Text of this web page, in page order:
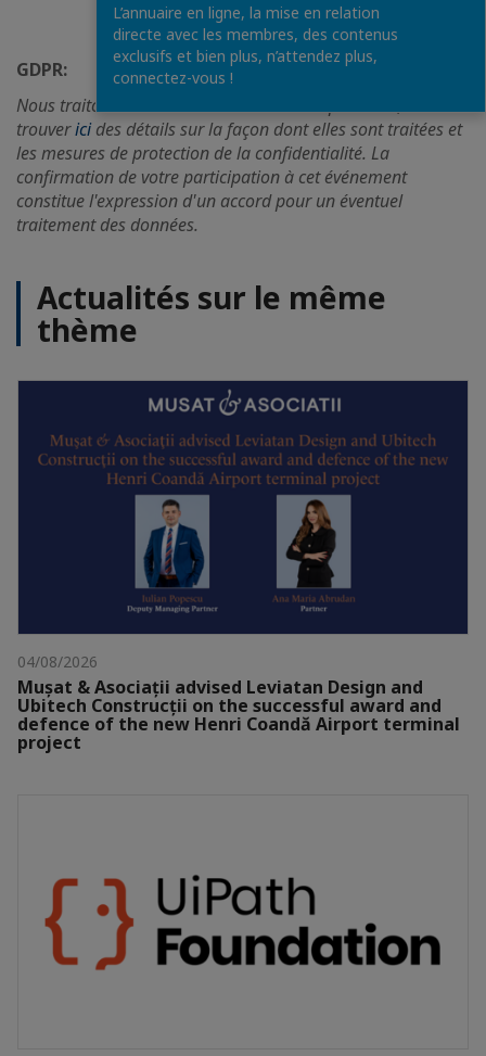
GDPR:
Nous traitons les données de manière responsable, veuillez
trouvericides détails sur la façon dont elles sont traitées et
les mesures de protection de la confidentialité. La
confirmation de votre participation à cet événement
constitue l'expression d'un accord pour un éventuel
traitement des données.
Actualités sur le même
thème
04/08/2026
Mușat & Asociații advised Leviatan Design and
Ubitech Construcții on the successful award and
defence of the new Henri Coandă Airport terminal
project
L’annuaire en ligne, la mise en relation
directe avec les membres, des contenus
exclusifs et bien plus, n’attendez plus,
connectez-vous !